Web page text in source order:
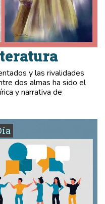
y las rivalidades
dos almas ha sido el
y narrativa de